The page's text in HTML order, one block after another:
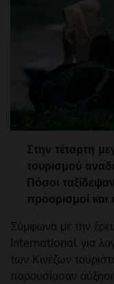
Στην τέταρτη
τουρισμού
Πόσοι
προορισμοί και
Σύμφωνα με την
International για
των Κινέζων
παρουσίασαν